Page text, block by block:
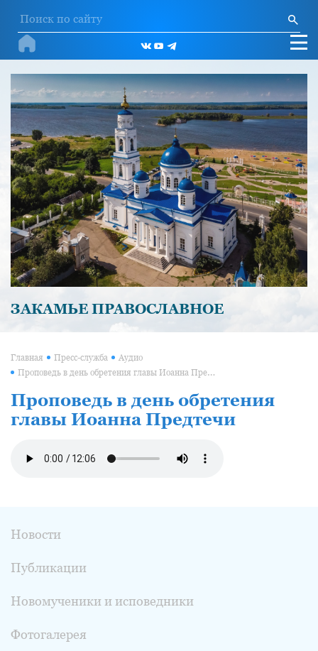
ЗАКАМЬЕ ПРАВОСЛАВНОЕ
Главная Пресс-служба Аудио
Проповедь в день обретения главы Иоанна Предтечи
Проповедь в день обретения
главы Иоанна Предтечи
Новости
Публикации
Новомученики и исповедники
Фотогалерея